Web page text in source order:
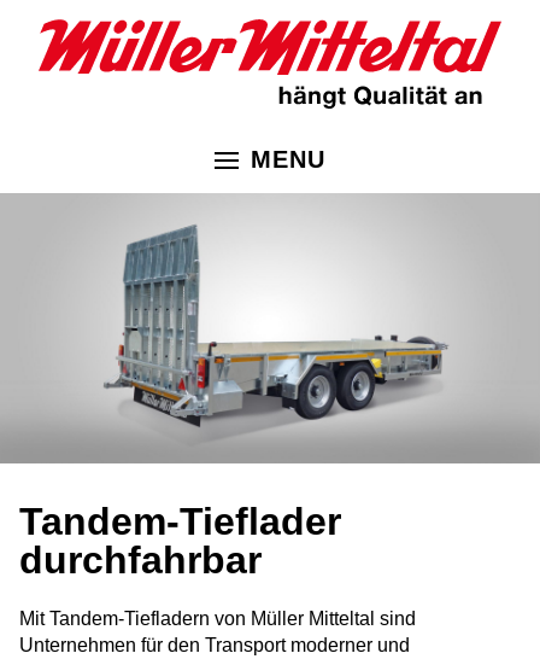
MENU
Tandem-Tieflader
durchfahrbar
Mit Tandem-Tiefladern von Müller Mitteltal sind
Unternehmen für den Transport moderner und